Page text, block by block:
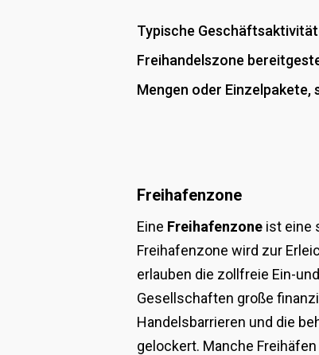
Typische
Freihandelszone
Mengen oder
Freihafenzone
Eine Freihafenzone ist eine
Freihafenzone wird zur
erlauben die zollfreie Ein-
Gesellschaften große
Handelsbarrieren und die
gelockert. Manche